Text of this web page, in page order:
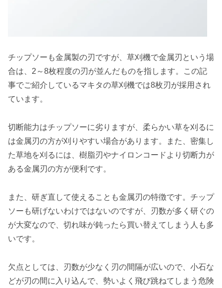
チップソーも金属製の刃ですが、草刈機で金属刃という場
合は、2～8枚程度の刃が並んだものを指します。この記
事でご紹介しているマキタの草刈機では8枚刃が採用され
ています。
切断能力はチップソーに劣りますが、 柔らかい草を刈るに
は金属刃の方が刈りやすい場合があります。また、 密集し
た草地を刈るには、樹脂刃やナイロンコードより切断力が
ある金属刃の方が便利 です。
また、研ぎ直して使えることも金属刃の特徴です。チップ
ソーも研げないわけではないのですが、刃数が多く研ぐの
が大変なので、切れ味が鈍ったら買い替えてしまう人も多
いです。
欠点としては、刃数が少なく刃の間隔が広いので、小石な
どが刃の間に入り込んで、勢いよく飛び跳ねてしまう危険